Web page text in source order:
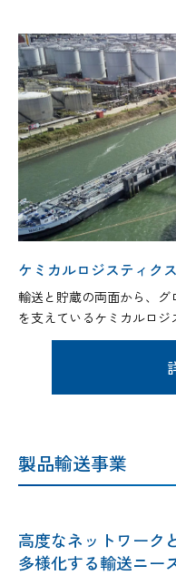
ケミカルロジスティク
輸送と貯蔵の両面から、
を支えているケミカルロジ
製品輸送事業
高度なネットワーク
多様化する輸送ニー